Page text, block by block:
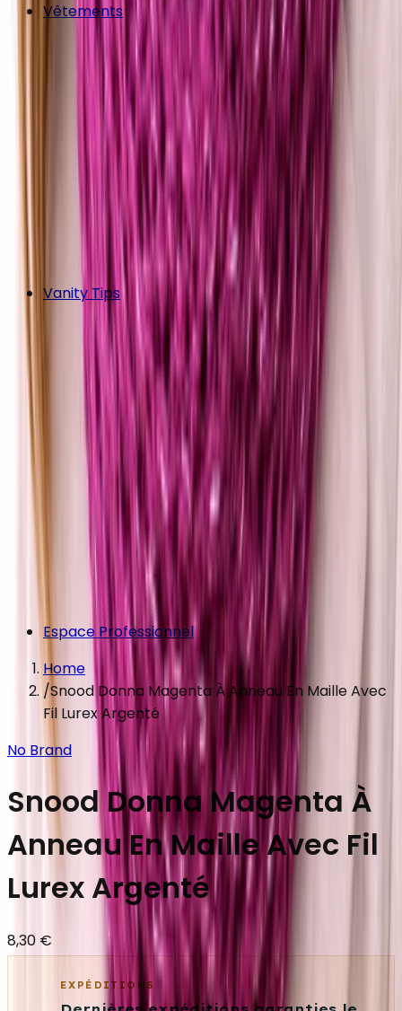
Vêtements
Vanity Tips
Espace Professionnel
Home
/Snood Donna Magenta À Anneau En Maille Avec
Fil Lurex Argenté
No Brand
Snood Donna Magenta À
Anneau En Maille Avec Fil
Lurex Argenté
8,30 €
EXPÉDITIONS